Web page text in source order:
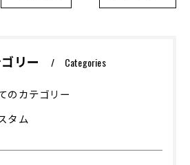
リー Categories
のカテゴリー
タム